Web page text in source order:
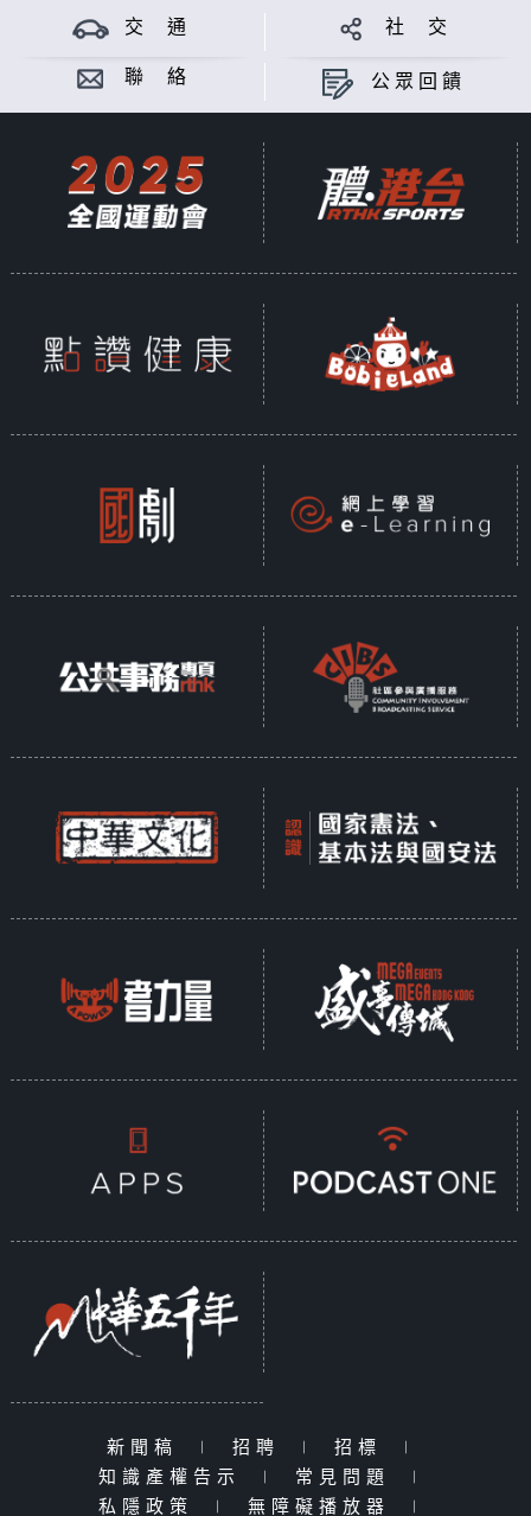
交 通 社 交
聯 絡 公眾回饋
新聞稿 | 招聘 | 招標
|
知識產權告示
| 常見問題
|
私隱政策
| 無障礙播放器 |